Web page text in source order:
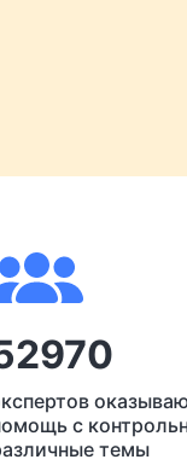
с
темы